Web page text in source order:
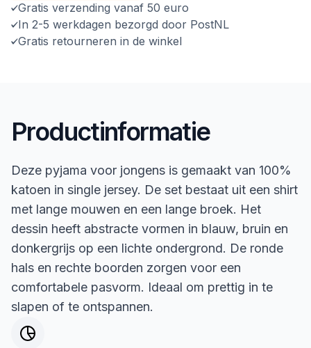
Gratis verzending vanaf 50 euro
In 2-5 werkdagen bezorgd door PostNL
Gratis retourneren in de winkel
Productinformatie
Deze pyjama voor jongens is gemaakt van 100%
katoen in single jersey. De set bestaat uit een shirt
met lange mouwen en een lange broek. Het
dessin heeft abstracte vormen in blauw, bruin en
donkergrijs op een lichte ondergrond. De ronde
hals en rechte boorden zorgen voor een
comfortabele pasvorm. Ideaal om prettig in te
slapen of te ontspannen.